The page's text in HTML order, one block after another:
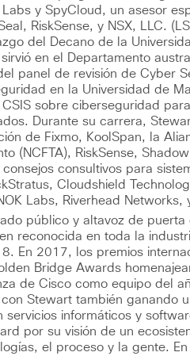
y SpyCloud, un asesor
RiskSense, y NSX, LLC.
del Decano de la
en el Departamento
panel de revisión de Cyber
en la Universidad de
sobre ciberseguridad
Durante su carrera,
de Fixmo, KoolSpan, la
(NCFTA), RiskSense,
consultivos para
Cloudshield
Labs, Riverhead Networks,
público y altavoz de
reconocida en toda la
En 2017, los premios
Bridge Awards
de Cisco como equipo del
Stewart también ganando
servicios informáticos y
por su visión de un
el proceso y la gente.